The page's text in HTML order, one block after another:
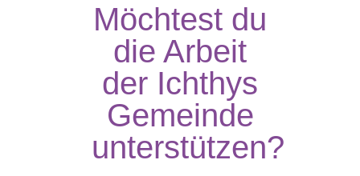
Möchtest du
die Arbeit
der Ichthys
Gemeinde
unterstützen?